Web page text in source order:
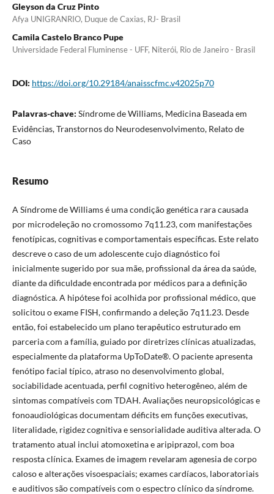
Gleyson da Cruz Pinto
Afya UNIGRANRIO, Duque de Caxias, RJ- Brasil
Camila Castelo Branco Pupe
Universidade Federal Fluminense - UFF, Niterói, Rio de Janeiro - Brasil
DOI: https://doi.org/10.29184/anaisscfmc.v42025p70
Palavras-chave: Síndrome de Williams, Medicina Baseada em
Evidências, Transtornos do Neurodesenvolvimento, Relato de
Caso
Resumo
A Síndrome de Williams é uma condição genética rara causada
por microdeleção no cromossomo 7q11.23, com manifestações
fenotípicas, cognitivas e comportamentais específicas. Este relato
descreve o caso de um adolescente cujo diagnóstico foi
inicialmente sugerido por sua mãe, profissional da área da saúde,
diante da dificuldade encontrada por médicos para a definição
diagnóstica. A hipótese foi acolhida por profissional médico, que
solicitou o exame FISH, confirmando a deleção 7q11.23. Desde
então, foi estabelecido um plano terapêutico estruturado em
parceria com a família, guiado por diretrizes clínicas atualizadas,
especialmente da plataforma UpToDate®. O paciente apresenta
fenótipo facial típico, atraso no desenvolvimento global,
sociabilidade acentuada, perfil cognitivo heterogêneo, além de
sintomas compatíveis com TDAH. Avaliações neuropsicológicas e
fonoaudiológicas documentam déficits em funções executivas,
literalidade, rigidez cognitiva e sensorialidade auditiva alterada. O
tratamento atual inclui atomoxetina e aripiprazol, com boa
resposta clínica. Exames de imagem revelaram agenesia de corpo
caloso e alterações visoespaciais; exames cardíacos, laboratoriais
e auditivos são compatíveis com o espectro clínico da síndrome.